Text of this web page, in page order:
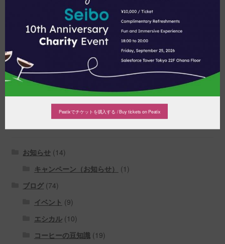
お中元でマラウイ産アイスコーヒーを使いませんか？
Cafe : Hare to Ke
喫茶ブログ ハレとケ
カテゴリ
お知らせ (14)
キャンペーン（お知らせ）
(1)
ブログ (74)
イベント (9)
エシカル(10)
コーヒーの豆知識(19)
Peatixでチケットを購入する / Buy tickets on Peatix